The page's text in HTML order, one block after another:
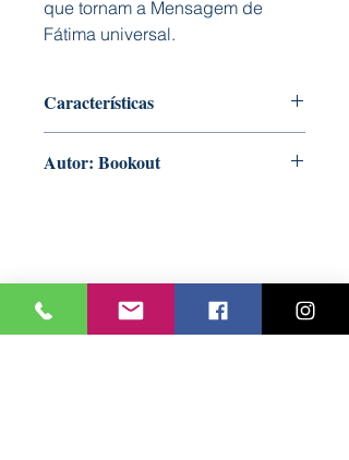
que tornam a Mensagem de
Fátima universal.
Características
Formato: 125 mm x 140 mm
Autor: Bookout